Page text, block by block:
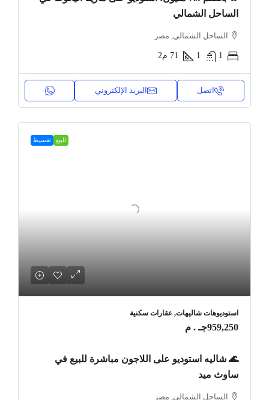
الساحل الشمالي
الساحل الشمالي, مصر
1
1
71 م2
اتصل البريد الإلكتروني
للبيع تقسيط
استوديوهات شاليهات, عقارات سكنية
959,250جـ . م
🌊 شاليه استوديو على اللاجون مباشرة للبيع في
ساوث ميد
الساحل الشمالي, مصر